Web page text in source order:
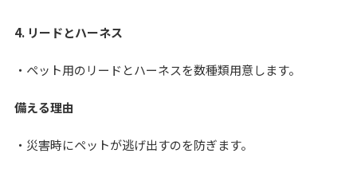
4. リードとハーネス
・ペット用のリードとハーネスを数種類用意します。
備える理由
・災害時にペットが逃げ出すのを防ぎます。